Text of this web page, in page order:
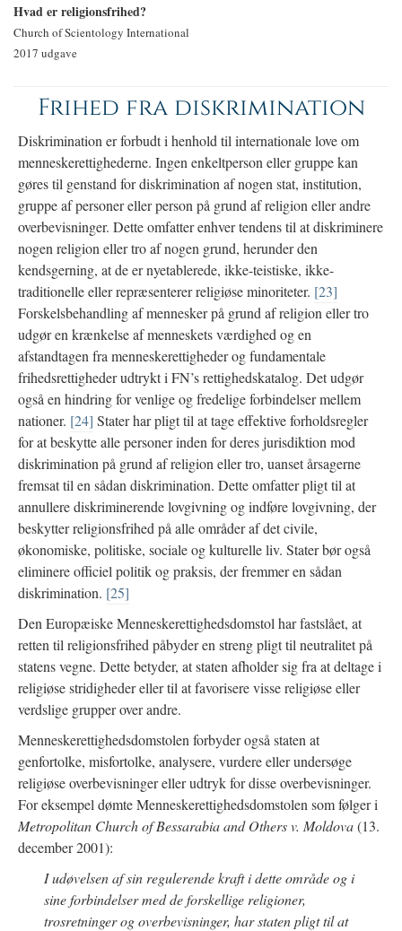
Hvad er religionsfrihed?
Church of Scientology International
2017 udgave
Frihed fra diskrimination
Diskrimination er forbudt i henhold til internationale love om
menneskerettighederne. Ingen enkeltperson eller gruppe kan
gøres til genstand for diskrimination af nogen stat, institution,
gruppe af personer eller person på grund af religion eller andre
overbevisninger. Dette omfatter enhver tendens til at diskriminere
nogen religion eller tro af nogen grund, herunder den
kendsgerning, at de er nyetablerede, ikke-teistiske, ikke-
traditionelle eller repræsenterer religiøse minoriteter. [23]
Forskelsbehandling af mennesker på grund af religion eller tro
udgør en krænkelse af menneskets værdighed og en
afstandtagen fra menneskerettigheder og fundamentale
frihedsrettigheder udtrykt i FN’s rettighedskatalog. Det udgør
også en hindring for venlige og fredelige forbindelser mellem
nationer. [24] Stater har pligt til at tage effektive forholdsregler
for at beskytte alle personer inden for deres jurisdiktion mod
diskrimination på grund af religion eller tro, uanset årsagerne
fremsat til en sådan diskrimination. Dette omfatter pligt til at
annullere diskriminerende lovgivning og indføre lovgivning, der
beskytter religionsfrihed på alle områder af det civile,
økonomiske, politiske, sociale og kulturelle liv. Stater bør også
eliminere officiel politik og praksis, der fremmer en sådan
diskrimination. [25]
Den Europæiske Menneskerettighedsdomstol har fastslået, at
retten til religionsfrihed påbyder en streng pligt til neutralitet på
statens vegne. Dette betyder, at staten afholder sig fra at deltage i
religiøse stridigheder eller til at favorisere visse religiøse eller
verdslige grupper over andre.
Menneskerettighedsdomstolen forbyder også staten at
genfortolke, misfortolke, analysere, vurdere eller undersøge
religiøse overbevisninger eller udtryk for disse overbevisninger.
For eksempel dømte Menneskerettighedsdomstolen som følger i
Metropolitan Church of Bessarabia and Others v. Moldova(13.
december 2001):
I udøvelsen af sin regulerende kraft i dette område og i
sine forbindelser med de forskellige religioner,
trosretninger og overbevisninger, har staten pligt til at